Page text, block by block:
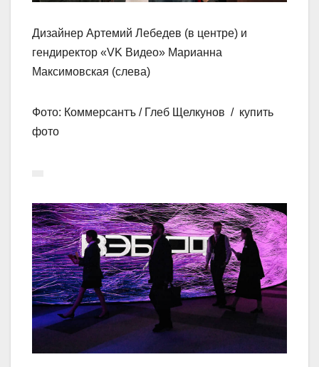
Дизайнер Артемий Лебедев (в центре) и
гендиректор «VK Видео» Марианна
Максимовская (слева)
Фото: Коммерсантъ / Глеб Щелкунов / купить
фото